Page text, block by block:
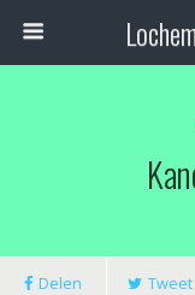
Delen Tweet